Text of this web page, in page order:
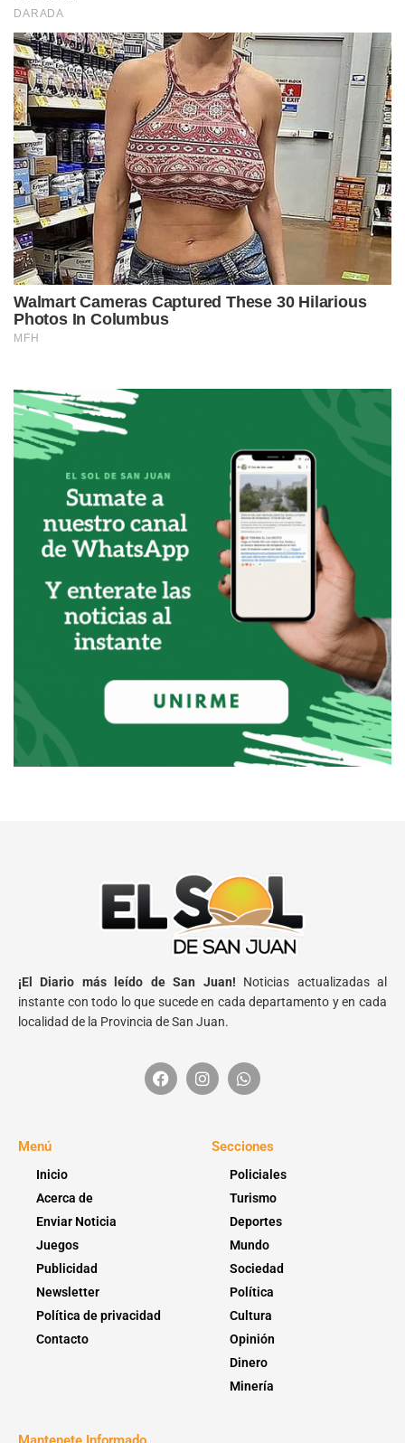
¡El Diario más leído de San Juan! Noticias actualizadas al
instante con todo lo que sucede en cada departamento y en cada
localidad de la Provincia de San Juan.
Menú
Inicio
Acerca de
Enviar Noticia
Juegos
Publicidad
Newsletter
Política de privacidad
Contacto
Secciones
Policiales
Turismo
Deportes
Mundo
Sociedad
Política
Cultura
Opinión
Dinero
Minería